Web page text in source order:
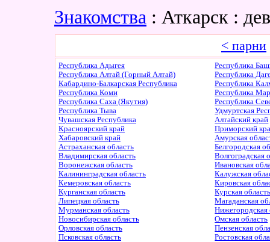
Знакомства : Аткарск :
< парни
Республика Адыгея
Республика
Республика Алтай (Горный Алтай)
Республика
Кабардино-Балкарская Республика
Республика
Республика Коми
Республика
Республика Саха (Якутия)
Республика
Республика Тыва
Удмуртская
Чувашская Республика
Алтайский край
Красноярский край
Приморский
Хабаровский край
Амурская
Астраханская область
Белгородская
Владимирская область
Волгоградская
Воронежская область
Ивановская
Калининградская область
Калужская
Кемеровская область
Кировская
Курганская область
Курская
Липецкая область
Магаданская
Мурманская область
Нижегородская
Новосибирская область
Омская область
Орловская область
Пензенская
Псковская область
Ростовская